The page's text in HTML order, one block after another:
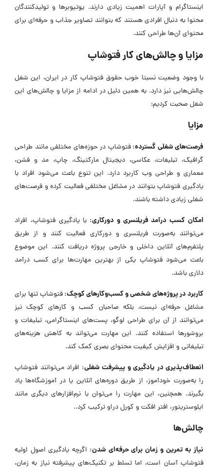
اینستاگرام و آپارات اهمیت زیادی دارند. یوتیوبرها و تولیدکنندگان
محتوا به‌ دنبال افرادی هستند که بتوانند تصاویر جذاب و حرفه‌ای برای
محتوای آن‌ها طراحی کنند.
مزایا و چالش‌های کار فتوشاپ
با وجود وضعیت نسبتا خوب حقوق فتوشاپ کار در ایران، این شغل
چالش‌هایی نیز دارد. به همین دلیل در ادامه از مزایا و چالش‌های این
شغل صحبت کردیم:
مزایا
فرصت‌های شغلی گسترده:فتوشاپ در حوزه‌های مختلفی مانند طراحی
گرافیک، تبلیغات، عکاسی، دیجیتال مارکتینگ، چاپ، مد و فشن،
معماری و طراحی وب کاربرد دارد. این تنوع باعث می‌شود افراد با
یادگیری فتوشاپ بتوانند در مشاغل مختلفی فعالیت کرده و فرصت‌های
شغلی زیادی داشته باشند.
امکان کسب درآمد فریلنسری و دورکاری: با یادگیری فتوشاپ، افراد
می‌توانند به‌صورت فریلنسری و دورکاری فعالیت کنند و از طریق
پلتفرم‌های آنلاین داخلی و خارجی پروژه دریافت کنند. این موضوع
باعث می‌شود فتوشاپ یکی از بهترین مهارت‌ها برای کسب درآمد
دلاری باشد.
کاربرد در پروژه‌های شخصی و کسب‌وکارهای کوچک:فتوشاپ تنها برای
مشاغل حرفه‌ای نیست، بلکه صاحبان کسب‌ و کارهای کوچک نیز
می‌توانند از آن برای طراحی لوگو، پست‌های اینستاگرامی، تبلیغات و
بروشورها استفاده کنند. این مهارت می‌تواند به کاهش هزینه‌های
تبلیغاتی و افزایش کیفیت محتوای بصری کمک کند.
انعطاف‌پذیری در یادگیری و پیشرفت شغلی: افراد می‌توانند فتوشاپ
را به‌صورت خودآموز، از طریق دوره‌های آنلاین یا در آموزشگاه‌ها یاد
بگیرند. همچنین، این مهارت را می‌توان با نرم‌افزارهای دیگری مانند
ایلوستریتور، افتر افکت و کورل دراو ترکیب کرد..
چالش‌ها
نیاز به تمرین و زمان برای حرفه‌ای شدن: اگرچه یادگیری اصول اولیه
فتوشاپ آسان است، اما تسلط بر تکنیک‌های پیشرفته نیاز به زمان،